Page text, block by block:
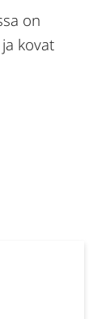
on
kovat